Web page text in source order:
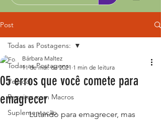
Post
Todas as Postagens:
Pessoal
Receitas com Macros
Suplementação
Todas as Postagens:
05 erros que você comete para
emagrecer
Bárbara Maltez
11 de mar. de 2021 1 min de leitura
	Lutando para emagrecer, mas